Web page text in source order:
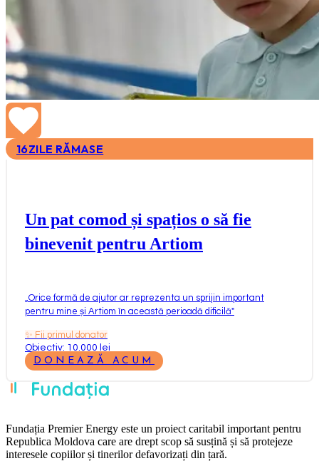
16ZILE RĂMASE
Un pat comod și spațios o să fie
binevenit pentru Artiom
Orice formă de ajutor ar reprezenta un sprijin important
pentru mine și Artiom în această perioadă dificilă"
✨ Fii primul donator
Obiectiv: 10.000 lei
DONEAZĂ ACUM
Fundația Premier Energy este un proiect caritabil important pentru
Republica Moldova care are drept scop să susțină și să protejeze
interesele copiilor și tinerilor defavorizați din țară.